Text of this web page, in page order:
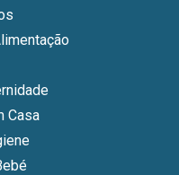
Casa